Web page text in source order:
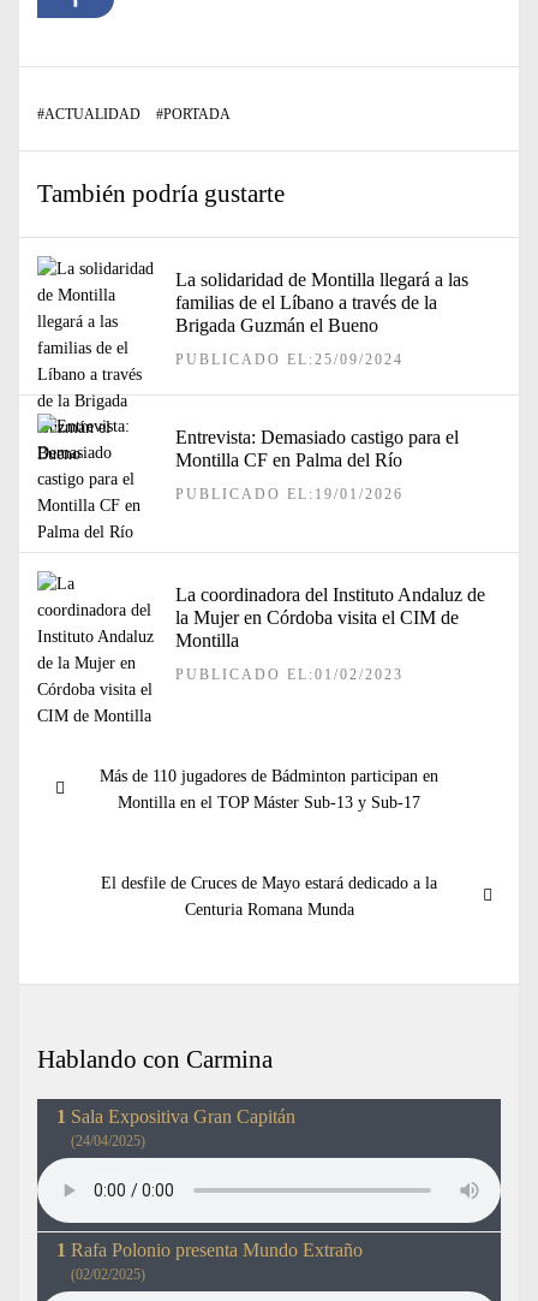
#ACTUALIDAD #PORTADA
También podría gustarte
La solidaridad de Montilla llegará a las
familias de el Líbano a través de la
Brigada Guzmán el Bueno
PUBLICADO EL:25/09/2024
Entrevista: Demasiado castigo para el
Montilla CF en Palma del Río
PUBLICADO EL:19/01/2026
La coordinadora del Instituto Andaluz de
la Mujer en Córdoba visita el CIM de
Montilla
PUBLICADO EL:01/02/2023
de
Entrada
anterior:
Más de 110 jugadores de Bádminton participan en
Montilla en el TOP Máster Sub-13 y Sub-17
Entrada
El desfile de Cruces de Mayo estará dedicado a la
Centuria Romana Munda
Hablando con Carmina
Sala Expositiva Gran Capitán
(24/04/2025)
Rafa Polonio presenta Mundo Extraño
(02/02/2025)